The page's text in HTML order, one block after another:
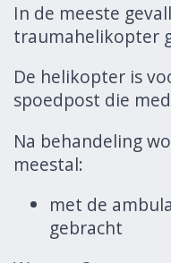
In de meeste
traumahelikopter
De helikopter is
spoedpost die
Na behandeling
meestal:
met de
gebracht